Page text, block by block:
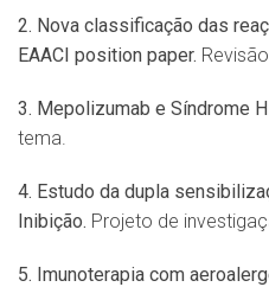
2. Nova classificação das
EAACI position paper.
3. Mepolizumab e Síndrome
tema.
4. Estudo da dupla
Inibição. Projeto de
5. Imunoterapia com